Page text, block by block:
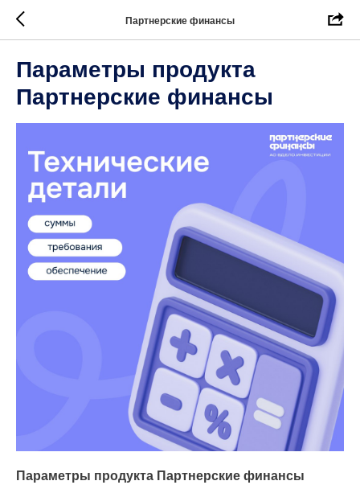
Партнерские финансы
Параметры продукта
Партнерские финансы
Параметры продукта Партнерские финансы